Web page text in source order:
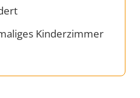
Kinderzimmer